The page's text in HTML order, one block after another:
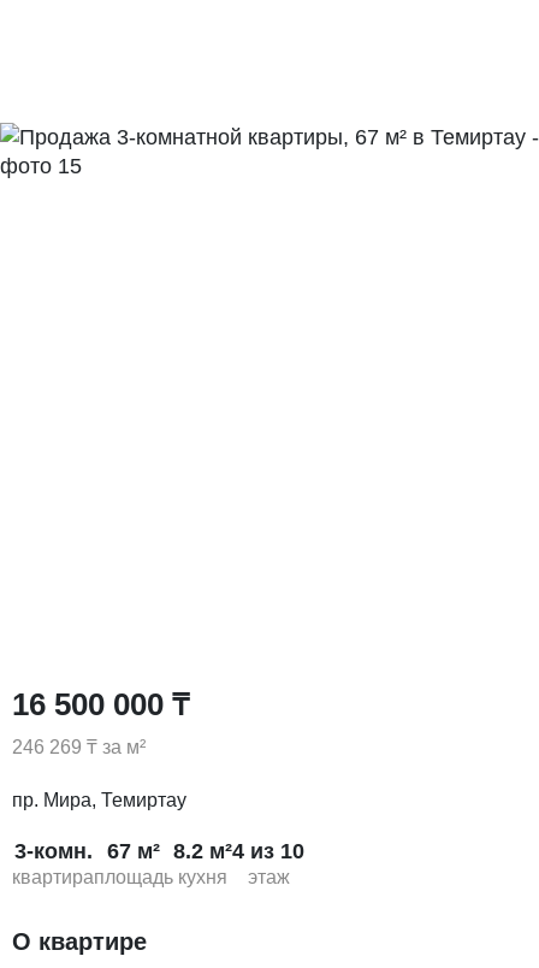
16 500 000 ₸
246 269 ₸ за м²
пр. Мира, Темиртау
3-комн.
квартира
67 м²
площадь
8.2 м²
кухня
4 из 10
этаж
О квартире